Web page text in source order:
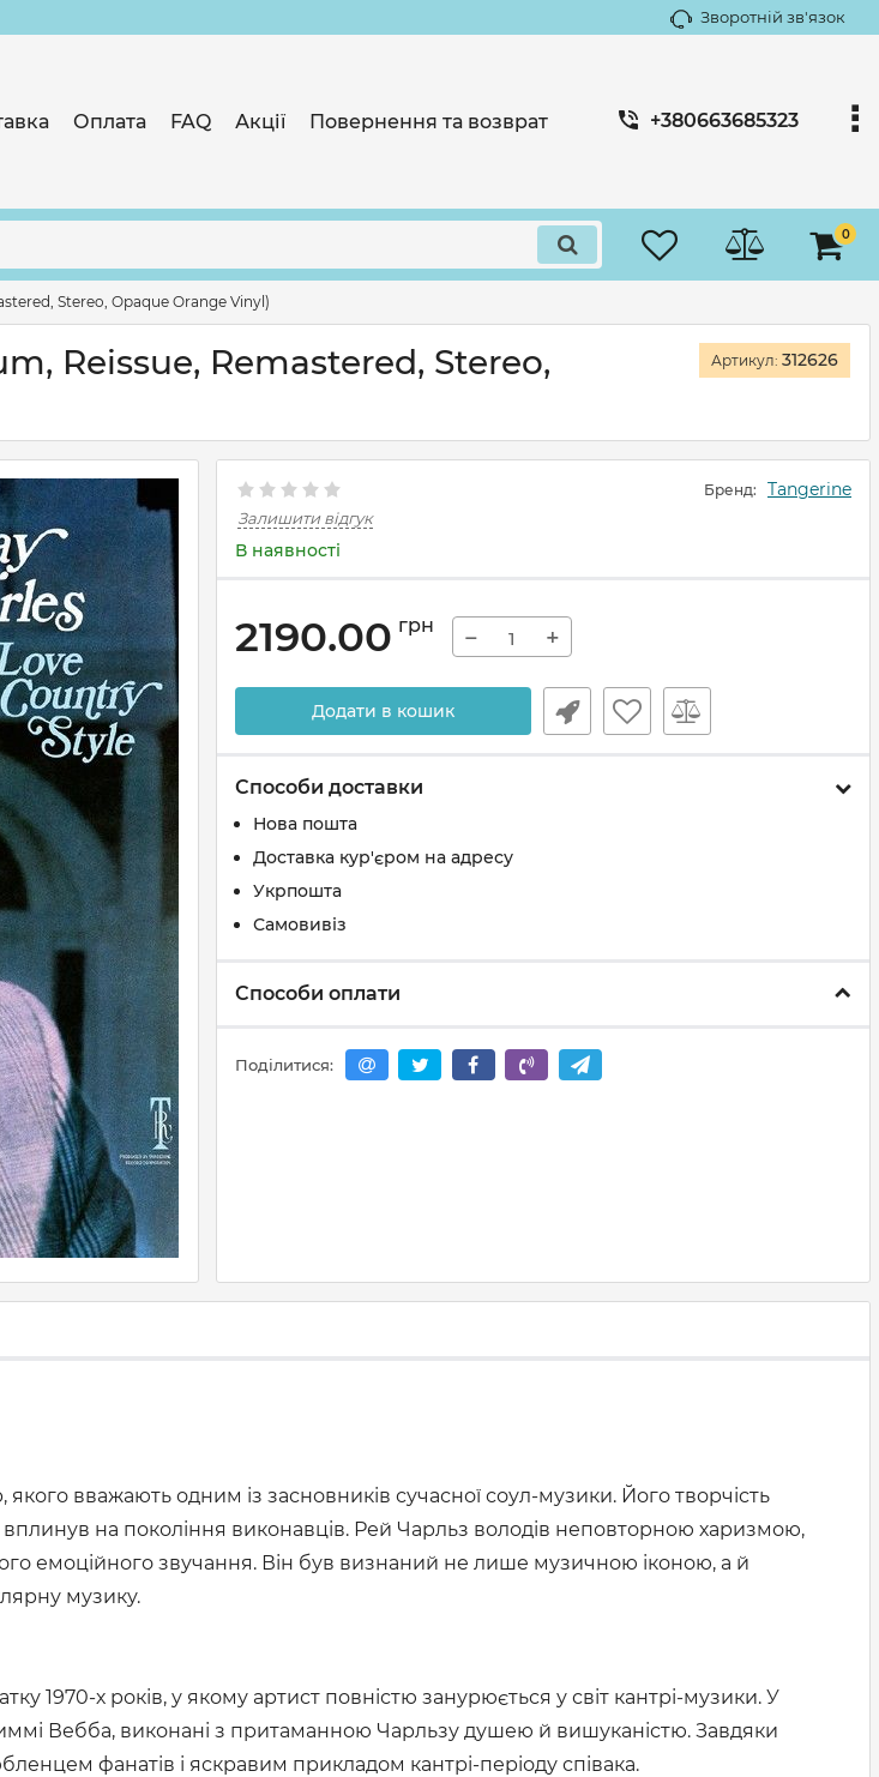
Зворотній зв'язок
Оплата FAQ Акції Повернення та возврат +380663685323
0
Stereo, Opaque Orange Vinyl)
Reissue, Remastered, Stereo,
Артикул: 312626
Бренд: Tangerine
Залишити відгук
В наявності
2190.00 грн − +
Додати в кошик
Способи доставки
Нова пошта
Доставка кур'єром на адресу
Укрпошта
Самовивіз
Способи оплати
Поділитися:
вважають одним із засновників сучасної соул-музики. Його творчість
на покоління виконавців. Рей Чарльз володів неповторною харизмою,
емоційного звучання. Він був визнаний не лише музичною іконою, а й
музику.
1970-х років, у якому артист повністю занурюється у світ кантрі-музики. У
Вебба, виконані з притаманною Чарльзу душею й вишуканістю. Завдяки
фанатів і яскравим прикладом кантрі-періоду співака.